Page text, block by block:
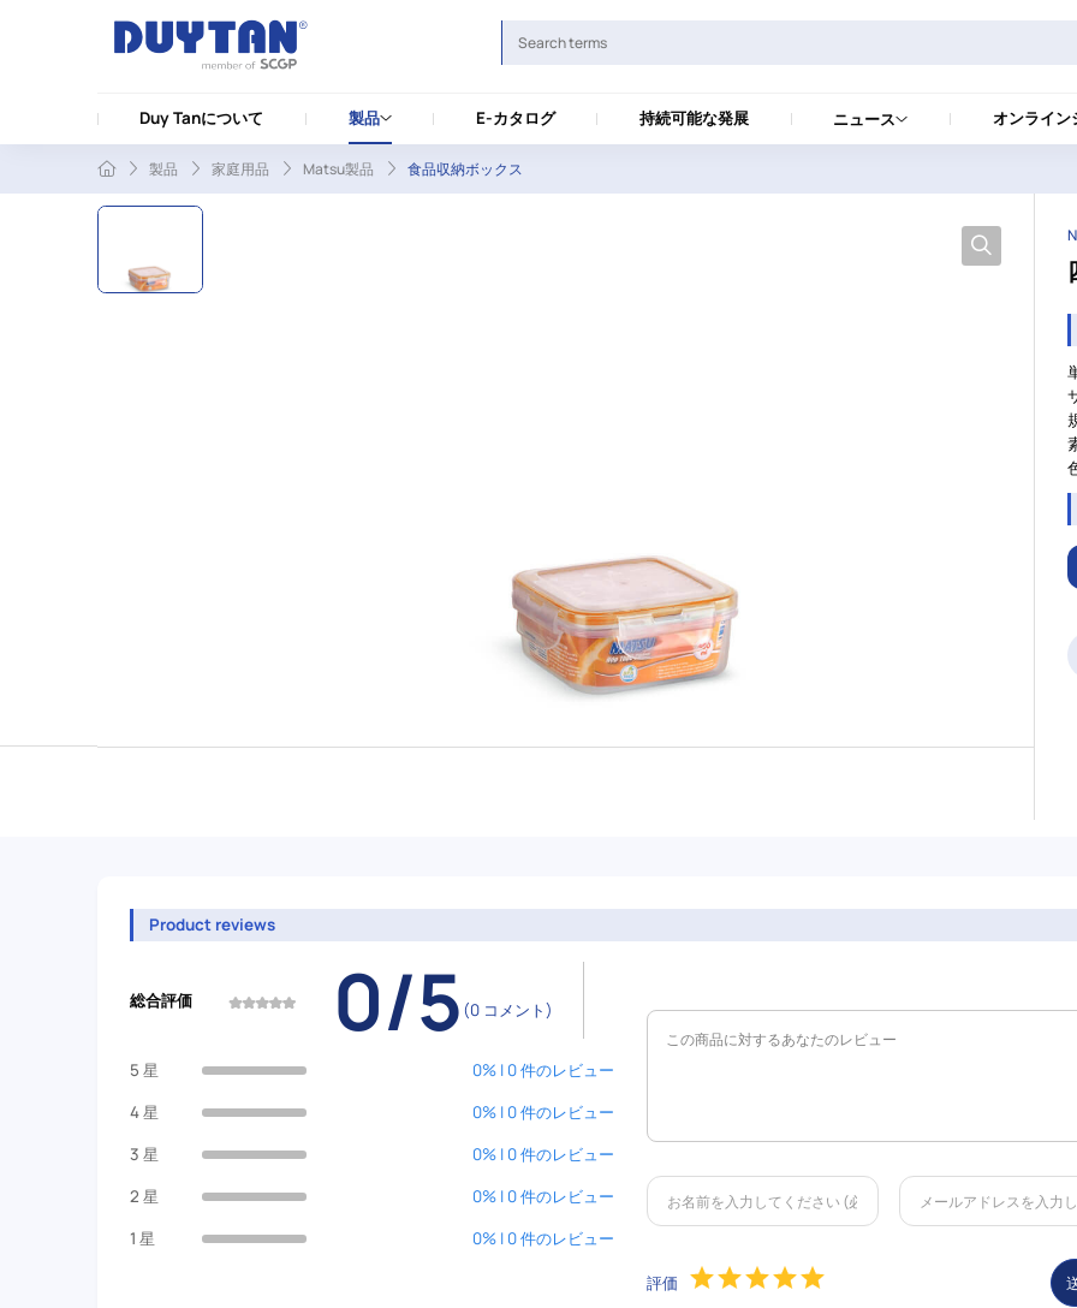
Duy Tanについて 製品 E-カタログ 持続可能な発展 ニュース オンライン
製品 家庭用品 Matsu製品 食品収納ボックス
Product reviews
総合評価 0/5 (0 コメント)
5 星
0% | 0 件のレビュー
4 星
0% | 0 件のレビュー
3 星
0% | 0 件のレビュー
2 星
0% | 0 件のレビュー
1 星
0% | 0 件のレビュー
評価